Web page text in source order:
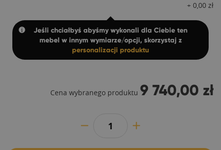
+ 0,00 zł
Jeśli chciałbyś abyśmy wykonali dla Ciebie ten
mebel w innym wymiarze/opcji, skorzystaj z
personalizacji produktu
Cena wybranego produktu 9 740,00 zł